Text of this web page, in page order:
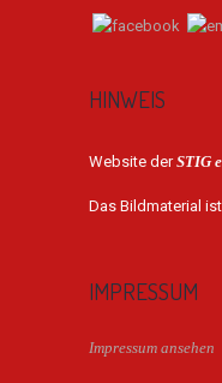
HINWEIS
Website derSTIG
Das Bildmaterial
IMPRESSUM
Impressum ansehen